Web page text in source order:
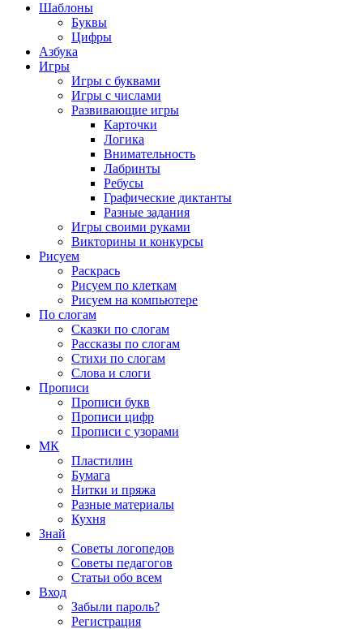
Шаблоны
Буквы
Цифры
Азбука
Игры
Игры с буквами
Игры с числами
Развивающие игры
Карточки
Логика
Внимательность
Лабринты
Ребусы
Графические диктанты
Разные задания
Игры своими руками
Викторины и конкурсы
Рисуем
Раскрась
Рисуем по клеткам
Рисуем на компьютере
По слогам
Сказки по слогам
Рассказы по слогам
Стихи по слогам
Слова и слоги
Прописи
Прописи букв
Прописи цифр
Прописи с узорами
МК
Пластилин
Бумага
Нитки и пряжа
Разные материалы
Кухня
Знай
Советы логопедов
Советы педагогов
Статьи обо всем
Вход
Забыли пароль?
Регистрация